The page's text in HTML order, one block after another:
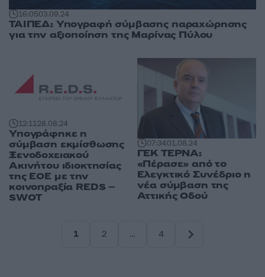
16:0503.09.24
ΤΑΙΠΕΔ: Υπογραφή σύμβασης παραχώρησης
για την αξιοποίηση της Μαρίνας Πύλου
12:1128.08.24
Υπογράφηκε η
σύμβαση εκμίσθωσης
Ξενοδοχειακού
Ακινήτου ιδιοκτησίας
της ΕΟΕ με την
κοινοπραξία REDS –
SWOT
07:3401.08.24
ΓΕΚ ΤΕΡΝΑ:
«Πέρασε» από το
Ελεγκτικό Συνέδριο η
νέα σύμβαση της
Αττικής Οδού
1
2
…
4